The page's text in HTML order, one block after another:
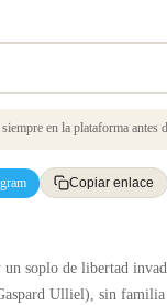
en la plataforma antes
Copiar enlace
soplo de libertad
Ulliel), sin